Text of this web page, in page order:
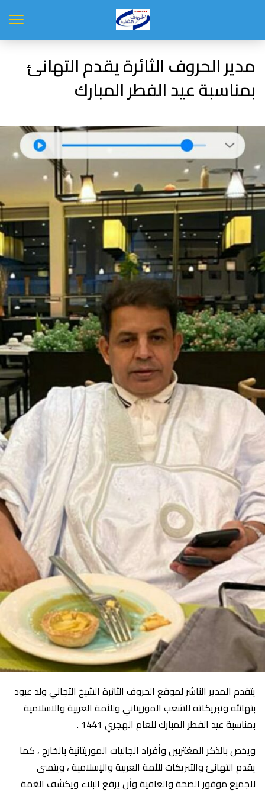
مدير الحروف الثائرة يقدم التهانئ
بمناسبة عيد الفطر المبارك
يتقدم المدير الناشر لموقع الحروف الثائرة الشيخ التجاني ولد عبود
بتهانئه وتبريكاته للشعب الموريتاني وللأمة العربية والاسلامية
بمناسبة عيد الفطر المبارك للعام الهجري 1441 .
ويخص بالذكر المغتربين وأفراد الجاليات الموريتانية بالخارج ، كما
يقدم التهانئ والتبريكات للأمة العربية والإسلامية ، ويتمنى
للجميع موفور الصحة والعافية وأن يرفع البلاء ويكشف الغمة